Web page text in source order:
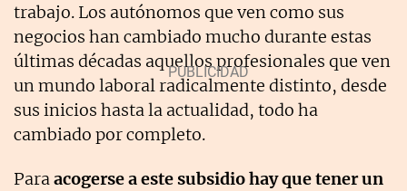
trabajo. Los autónomos que ven como sus
negocios han cambiado mucho durante estas
últimas décadas aquellos profesionales que ven
un mundo laboral radicalmente distinto, desde
sus inicios hasta la actualidad, todo ha
cambiado por completo.
Paraacogerse a este subsidio hay que tener un